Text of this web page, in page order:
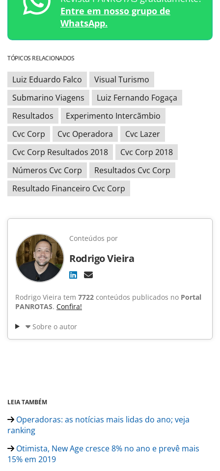
Entre em nosso grupo de
WhatsApp.
TÓPICOS RELACIONADOS
Luiz Eduardo Falco
Visual Turismo
Submarino Viagens
Luiz Fernando Fogaça
Resultados
Experimento Intercãmbio
Cvc Corp
Cvc Operadora
Cvc Lazer
Cvc Corp Resultados 2018
Cvc Corp 2018
Números Cvc Corp
Resultados Cvc Corp
Resultado Financeiro Cvc Corp
Conteúdos por
Rodrigo Vieira
Rodrigo Vieira tem 7722 conteúdos publicados no Portal
PANROTAS. Confira!
Sobre o autor
LEIA TAMBÉM
Operadoras: as notícias mais lidas do ano; veja
ranking
Otimista, New Age cresce 8% no ano e prevê mais
15% em 2019